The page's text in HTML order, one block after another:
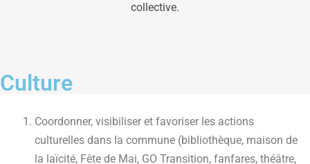
collective.
Culture
Coordonner, visibiliser et favoriser les actions
culturelles dans la commune (bibliothèque, maison de
la laïcité, Fête de Mai, GO Transition, fanfares, théâtre,